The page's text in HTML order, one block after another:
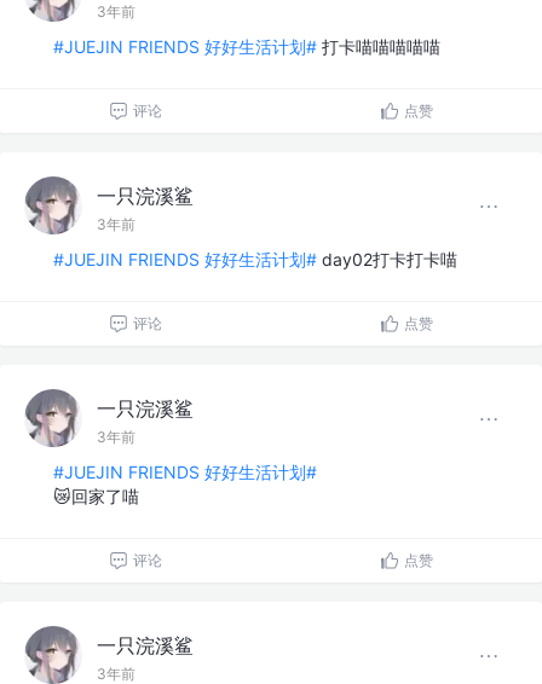
3年前
#JUEJIN FRIENDS 好好生活计划# 打卡喵喵喵喵喵
评论 点赞
一只浣溪鲨
3年前
#JUEJIN FRIENDS 好好生活计划# day02打卡打卡喵
评论 点赞
一只浣溪鲨
3年前
#JUEJIN FRIENDS 好好生活计划#
😿回家了喵
评论 点赞
一只浣溪鲨
3年前